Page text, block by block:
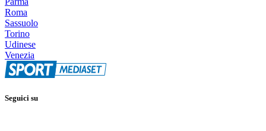
Roma
Sassuolo
Torino
Udinese
Venezia
Seguici su